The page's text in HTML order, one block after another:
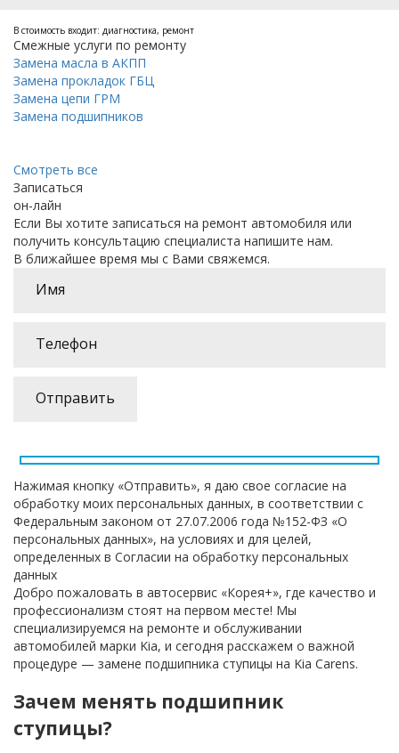
В стоимость входит: диагностика, ремонт
Смежные услуги по ремонту
Замена масла в АКПП
Замена прокладок ГБЦ
Замена цепи ГРМ
Замена подшипников
Смотреть все
Записаться
он-лайн
Если Вы хотите записаться на ремонт автомобиля или
получить консультацию специалиста напишите нам.
В ближайшее время мы с Вами свяжемся.
Нажимая кнопку «Отправить», я даю свое согласие на
обработку моих персональных данных, в соответствии с
Федеральным законом от 27.07.2006 года №152-ФЗ «О
персональных данных», на условиях и для целей,
определенных в Согласии на обработку персональных
данных
Добро пожаловать в автосервис «Корея+», где качество и
профессионализм стоят на первом месте! Мы
специализируемся на ремонте и обслуживании
автомобилей марки Kia, и сегодня расскажем о важной
процедуре — замене подшипника ступицы на Kia Carens.
Зачем менять подшипник
ступицы?